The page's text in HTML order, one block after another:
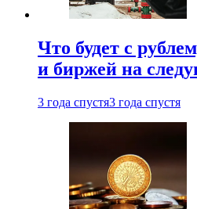
Что будет с
и биржей на
3 года спустя3 года спустя